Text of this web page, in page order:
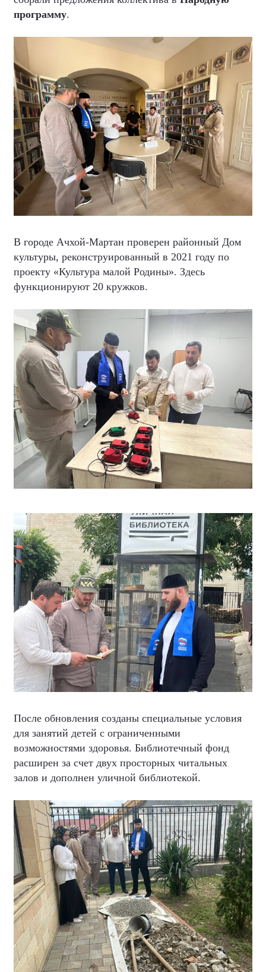
программу.
В городе Ачхой-Мартан проверен районный Дом
культуры, реконструированный в 2021 году по
проекту «Культура малой Родины». Здесь
функционируют 20 кружков.
После обновления созданы специальные условия
для занятий детей с ограниченными
возможностями здоровья. Библиотечный фонд
расширен за счет двух просторных читальных
залов и дополнен уличной библиотекой.